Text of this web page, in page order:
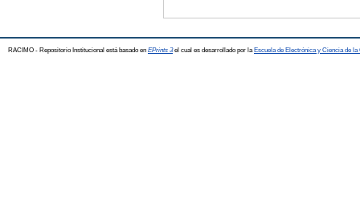
RACIMO - Repositorio Institucional está basado en EPrints 3el cual es desarrollado por la Escuela de Electrónica y Ciencia de la